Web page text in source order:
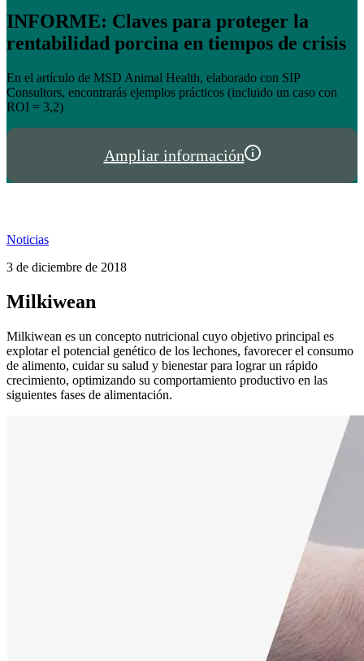
Un año transformando las compras
profesionales en salud y bienestar animal:
Un año creciendo junto a los profesionales del sector animal en
España y Portugal
Ampliar información
Noticias
3 de diciembre de 2018
Milkiwean
Milkiwean es un concepto nutricional cuyo objetivo principal es
explotar el potencial genético de los lechones, favorecer el consumo
de alimento, cuidar su salud y bienestar para lograr un rápido
crecimiento, optimizando su comportamiento productivo en las
siguientes fases de alimentación.